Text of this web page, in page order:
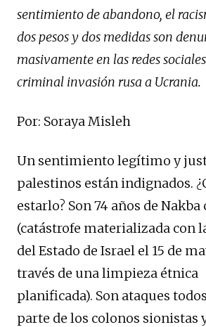
sentimiento de abandono, el
dos pesos y dos medidas son
masivamente en las redes
criminal invasión rusa a Ucrania.
Por: Soraya Misleh
Un sentimiento legítimo y
palestinos están indignados.
estarlo? Son 74 años de
(catástrofe materializada con
del Estado de Israel el 15 de
través de una limpieza étnica
planificada). Son ataques
parte de los colonos sionistas